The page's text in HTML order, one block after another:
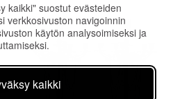
kaikki" suostut evästeiden
verkkosivuston navigoinnin
käytön analysoimiseksi ja
kaikki